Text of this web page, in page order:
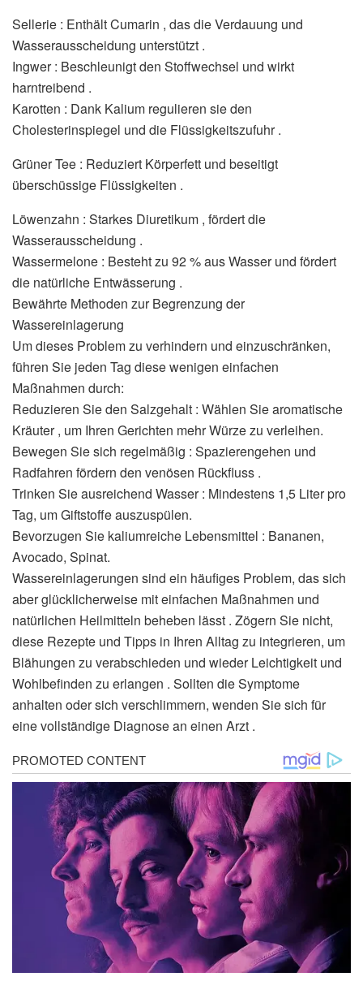
Sellerie : Enthält Cumarin , das die Verdauung und
Wasserausscheidung unterstützt .
Ingwer : Beschleunigt den Stoffwechsel und wirkt
harntreibend .
Karotten : Dank Kalium regulieren sie den
Cholesterinspiegel und die Flüssigkeitszufuhr .
Grüner Tee : Reduziert Körperfett und beseitigt
überschüssige Flüssigkeiten .
Löwenzahn : Starkes Diuretikum , fördert die
Wasserausscheidung .
Wassermelone : ​​Besteht zu 92 % aus Wasser und fördert
die natürliche Entwässerung .
Bewährte Methoden zur Begrenzung der
Wassereinlagerung
Um dieses Problem zu verhindern und einzuschränken,
führen Sie jeden Tag diese wenigen einfachen
Maßnahmen durch:
Reduzieren Sie den Salzgehalt : Wählen Sie aromatische
Kräuter , um Ihren Gerichten mehr Würze zu verleihen.
Bewegen Sie sich regelmäßig : Spazierengehen und
Radfahren fördern den venösen Rückfluss .
Trinken Sie ausreichend Wasser : Mindestens 1,5 Liter pro
Tag, um Giftstoffe auszuspülen.
Bevorzugen Sie kaliumreiche Lebensmittel : Bananen,
Avocado, Spinat.
Wassereinlagerungen sind ein häufiges Problem, das sich
aber glücklicherweise mit einfachen Maßnahmen und
natürlichen Heilmitteln beheben lässt . Zögern Sie nicht,
diese Rezepte und Tipps in Ihren Alltag zu integrieren, um
Blähungen zu verabschieden und wieder Leichtigkeit und
Wohlbefinden zu erlangen . Sollten die Symptome
anhalten oder sich verschlimmern, wenden Sie sich für
eine vollständige Diagnose an einen Arzt .